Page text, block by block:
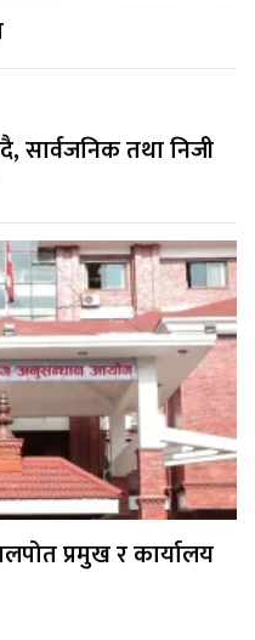
सार्वजनिक तथा निजी
प्रमुख र कार्यालय